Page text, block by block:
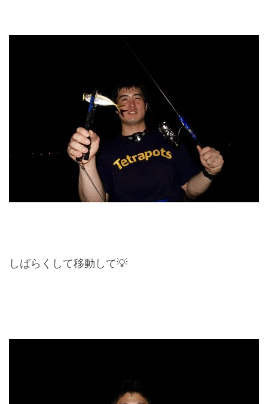
しばらくして移動して💡